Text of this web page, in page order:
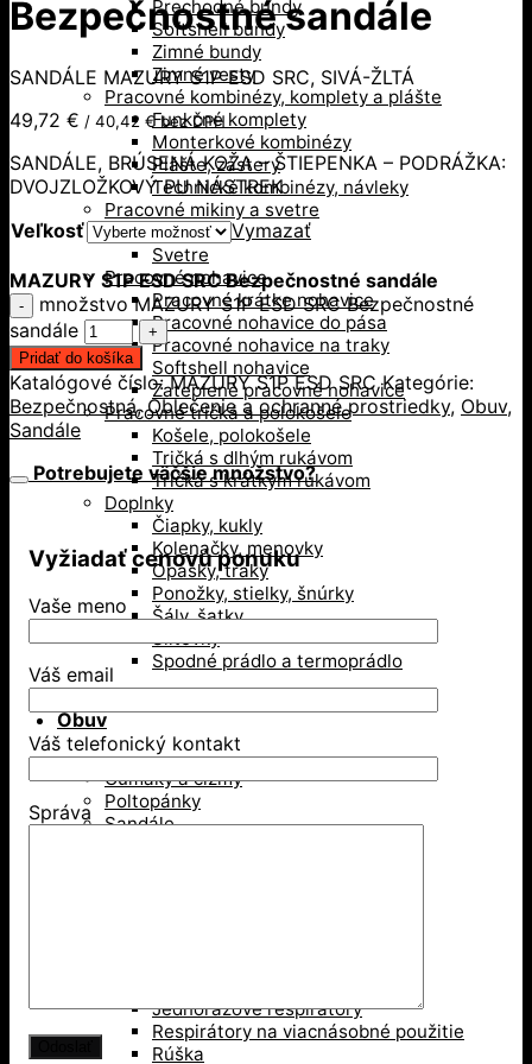
Prechodné bundy
Softshell bundy
Zimné bundy
Zimné vesty
Pracovné kombinézy, komplety a plášte
Funkčné komplety
Monterkové kombinézy
Plášte, zástery
Technické kombinézy, návleky
Pracovné mikiny a svetre
Mikiny
Svetre
Pracovné nohavice
Pracovné krátke nohavice
Pracovné nohavice do pása
Pracovné nohavice na traky
Softshell nohavice
Zateplené pracovné nohavice
Pracovné tričká a polokošele
Košele, polokošele
Tričká s dlhým rukávom
Tričká s krátkym rukávom
Doplnky
Čiapky, kukly
Kolenačky, menovky
Opasky, traky
Ponožky, stielky, šnúrky
Šály, šatky
Šiltovky
Spodné prádlo a termoprádlo
Obuv
Gumáky a čižmy
Poltopánky
Sandále
Jednorázové respirátory
Respirátory na viacnásobné použitie
Rúška
Bezpečnostné sandále
SANDÁLE MAZURY S1P ESD SRC, SIVÁ-ŽLTÁ
49,72 € / 40,42 €bez DPH
SANDÁLE, BRÚSENÁ KOŽA – ŠTIEPENKA – PODRÁŽKA:
DVOJZLOŽKOVÝ PU NÁSTREK
Veľkosť
Vymazať
MAZURY S1P ESD SRC Bezpečnostné sandále
množstvo MAZURY S1P ESD SRC Bezpečnostné
sandále
Pridať do košíka
Katalógové číslo:MAZURY S1P ESD SRC Kategórie:
Bezpečnostná,Oblečenie a ochranné prostriedky, Obuv,
Sandále
Potrebujete väčšie množstvo?
Vyžiadať cenovú ponuku
Vaše meno
Váš email
Váš telefonický kontakt
Správa